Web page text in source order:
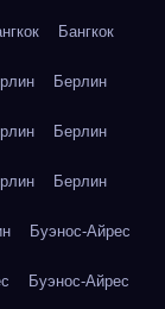
Бангкок
Берлин
Берлин
Берлин
Буэнос-Айрес
Буэнос-Айрес